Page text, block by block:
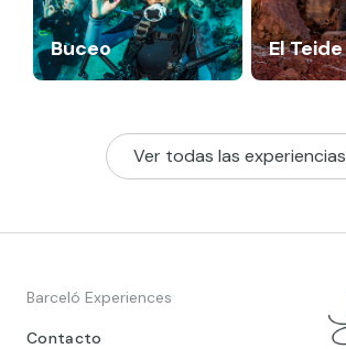
El Teide
Buceo
Ver todas las experiencias
Barceló Experiences
Contacto